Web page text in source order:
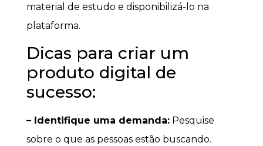
material de estudo e disponibilizá-lo na
plataforma.
Dicas para criar um
produto digital de
sucesso:
– Identifique uma demanda: Pesquise
sobre o que as pessoas estão buscando.